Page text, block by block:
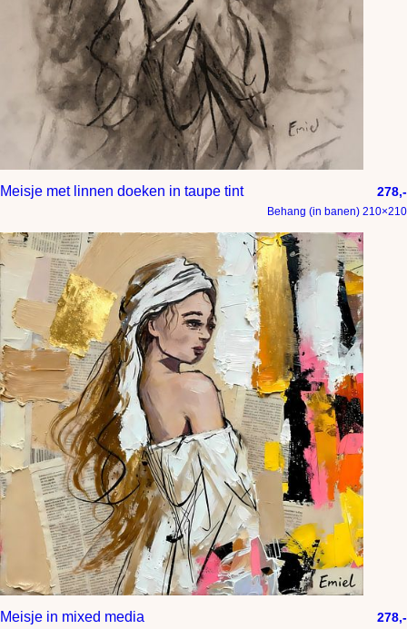
Meisje met linnen doeken in taupe tint 278,-
Behang (in banen) 210×210
Meisje in mixed media 278,-